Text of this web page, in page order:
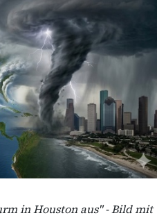
in Houston aus" - Bild mit